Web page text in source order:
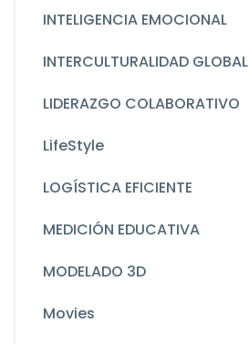
INTELIGENCIA EMOCIONAL
INTERCULTURALIDAD GLOBAL
LIDERAZGO COLABORATIVO
LifeStyle
LOGÍSTICA EFICIENTE
MEDICIÓN EDUCATIVA
MODELADO 3D
Movies